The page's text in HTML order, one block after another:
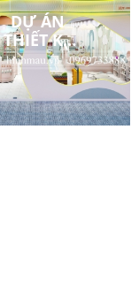
DỰ ÁN
THIẾT KẾ
KHU VUI
CHƠI TRẺ
200M2
POOKI